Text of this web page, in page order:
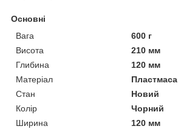
Основні
Вага
600 г
Висота
210 мм
Глибина
120 мм
Матеріал
Пластмаса
Стан
Новий
Колір
Чорний
Ширина
120 мм